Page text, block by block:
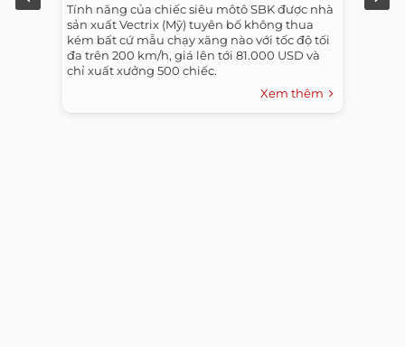
Tính năng của chiếc siêu môtô SBK được nhà
sản xuất Vectrix (Mỹ) tuyên bố không thua
kém bất cứ mẫu chạy xăng nào với tốc độ tối
đa trên 200 km/h, giá lên tới 81.000 USD và
chỉ xuất xưởng 500 chiếc.
Xem thêm